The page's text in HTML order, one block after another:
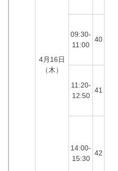
4月16日
（木）
09:30-
11:00
40
11:20-
12:50
41
14:00-
15:30
42